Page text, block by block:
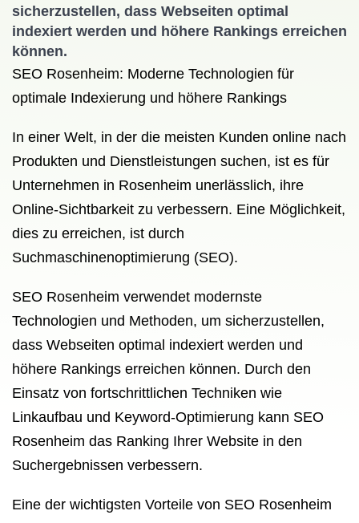
sicherzustellen, dass Webseiten optimal
indexiert werden und höhere Rankings erreichen
können.
SEO Rosenheim: Moderne Technologien für
optimale Indexierung und höhere Rankings
In einer Welt, in der die meisten Kunden online nach
Produkten und Dienstleistungen suchen, ist es für
Unternehmen in Rosenheim unerlässlich, ihre
Online-Sichtbarkeit zu verbessern. Eine Möglichkeit,
dies zu erreichen, ist durch
Suchmaschinenoptimierung (SEO).
SEO Rosenheim verwendet modernste
Technologien und Methoden, um sicherzustellen,
dass Webseiten optimal indexiert werden und
höhere Rankings erreichen können. Durch den
Einsatz von fortschrittlichen Techniken wie
Linkaufbau und Keyword-Optimierung kann SEO
Rosenheim das Ranking Ihrer Website in den
Suchergebnissen verbessern.
Eine der wichtigsten Vorteile von SEO Rosenheim